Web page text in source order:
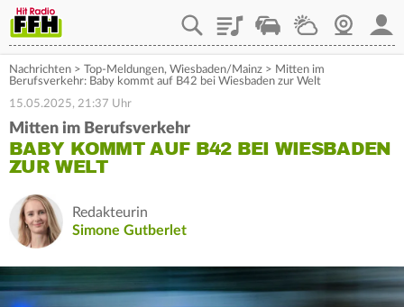
PlaylistStaupilotWetterWebcam
Nachrichten > Top-Meldungen, Wiesbaden/Mainz > Mitten im
Berufsverkehr: Baby kommt auf B42 bei Wiesbaden zur Welt
15.05.2025, 21:37 Uhr
Mitten im Berufsverkehr
BABY KOMMT AUF B42 BEI WIESBADEN
ZUR WELT
Redakteurin
Simone Gutberlet